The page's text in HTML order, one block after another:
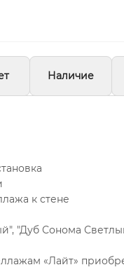
Наличие
к стене
"Дуб Сонома
«Лайт»